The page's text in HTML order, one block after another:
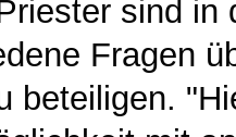
sind in
Fragen
beteiligen.